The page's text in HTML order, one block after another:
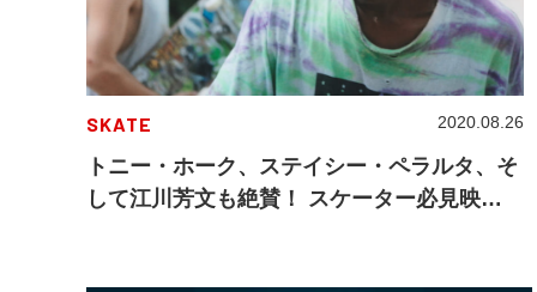
SKATE
トニー・ホーク、ステイシー・ペラルタ、そ
して江川芳文も絶賛！ スケーター必見映画
2020.08.26